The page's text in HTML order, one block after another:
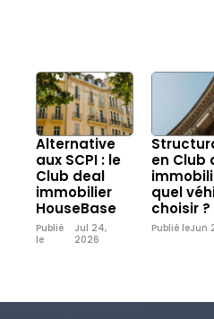
Alternative
aux SCPI : le
Club deal
immobilier
HouseBase
Publié
le
Jul 24,
2026
en Club
quel
choisir ?
Publié leJun